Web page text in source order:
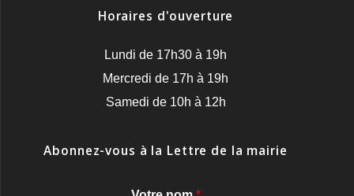
Horaires d'ouverture
Lundi de 17h30 à 19h
Mercredi de 17h à 19h
Samedi de 10h à 12h
Abonnez-vous à la Lettre de la mairie